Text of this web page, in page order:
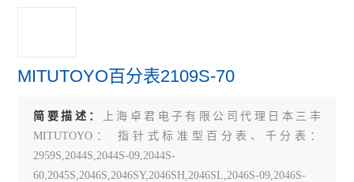
SK新泻
ELSEN爱森
佐藤SATO
MITUTOYO百分表2109S-70
简要描述：
上海卓君电子有限公司代理日本三丰
MITUTOYO： 指针式标准型百分表、千分表：
2959S,2044S,2044S-09,2044S-
60,2045S,2046S,2046SY,2046SH,2046SL,2046S-09,2046S-